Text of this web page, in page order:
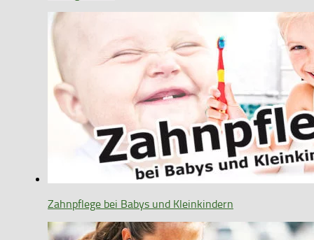
Zahnpflege bei Babys und Kleinkindern